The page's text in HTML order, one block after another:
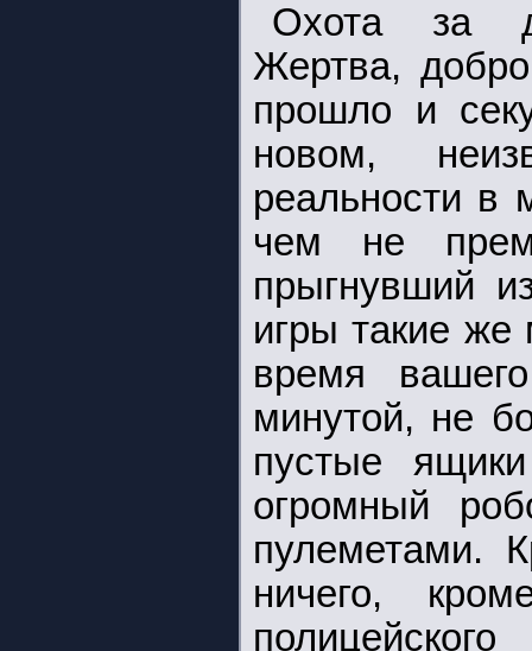
Охота за
Жертва,
прошло и
новом,
реальности в
чем не
прыгнувший
игры такие
время
минутой, не
пустые
огромный
пулеметами.
ничего,